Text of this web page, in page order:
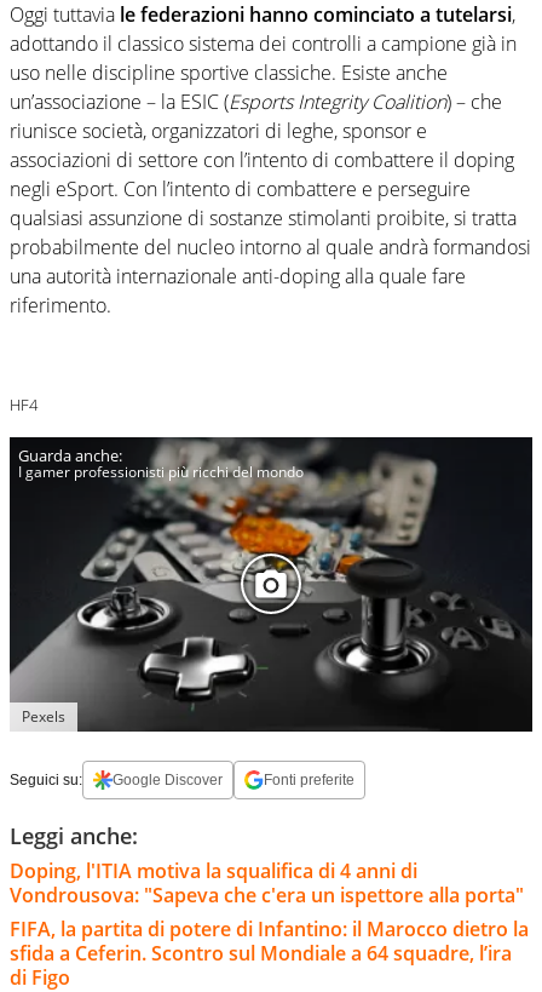
Oggi tuttavia le federazioni hanno cominciato a tutelarsi,
adottando il classico sistema dei controlli a campione già in
uso nelle discipline sportive classiche. Esiste anche
un’associazione – la ESIC (Esports Integrity Coalition) – che
riunisce società, organizzatori di leghe, sponsor e
associazioni di settore con l’intento di combattere il doping
negli eSport. Con l’intento di combattere e perseguire
qualsiasi assunzione di sostanze stimolanti proibite, si tratta
probabilmente del nucleo intorno al quale andrà formandosi
una autorità internazionale anti-doping alla quale fare
riferimento.
HF4
I gamer professionisti più ricchi del mondo
Pexels
Seguici su: Google Discover Fonti preferite
Leggi anche:
Doping, l'ITIA motiva la squalifica di 4 anni di
Vondrousova: "Sapeva che c'era un ispettore alla porta"
FIFA, la partita di potere di Infantino: il Marocco dietro la
sfida a Ceferin. Scontro sul Mondiale a 64 squadre, l’ira
di Figo